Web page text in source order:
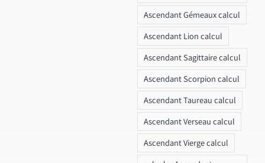
Ascendant Gémeaux calcul
Ascendant Lion calcul
Ascendant Sagittaire calcul
Ascendant Scorpion calcul
Ascendant Taureau calcul
Ascendant Verseau calcul
Ascendant Vierge calcul